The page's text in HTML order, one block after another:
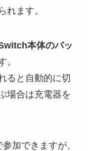
れます。
本体のバッ
。
ると自動的に切
場合は充電器を
加できますが、